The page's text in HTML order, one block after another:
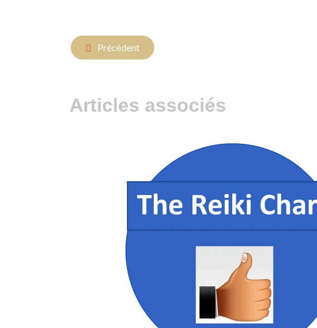
Article précédent : "Méditation Guidée"
Précédent
Articles associés